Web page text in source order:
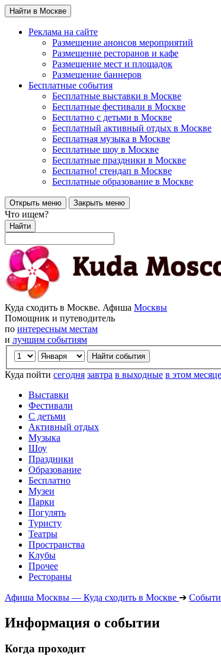
Найти в Москве
Реклама на сайте
Размещение анонсов мероприятий
Размещение ресторанов и кафе
Размещение мест и площадок
Размещение баннеров
Бесплатные события
Бесплатные выставки в Москве
Бесплатные фестивали в Москве
Бесплатно с детьми в Москве
Бесплатный активный отдых в Москве
Бесплатная музыка в Москве
Бесплатные шоу в Москве
Бесплатные праздники в Москве
Бесплатно! стендап в Москве
Бесплатные образование в Москве
Открыть меню Закрыть меню
Что ищем?
Найти
Куда сходить в Москве. Афиша Москвы
Помощник и путеводитель
по интересным местам
и лучшим событиям
Куда пойти сегодня завтра в выходные в этом месяце
Выставки
Фестивали
С детьми
Активный отдых
Музыка
Шоу
Праздники
Образование
Бесплатно
Музеи
Парки
Погулять
Туристу
Театры
Пространства
Клубы
Прочее
Рестораны
Афиша Москвы — Куда сходить в Москве ➔
Информация о событии
Когда проходит